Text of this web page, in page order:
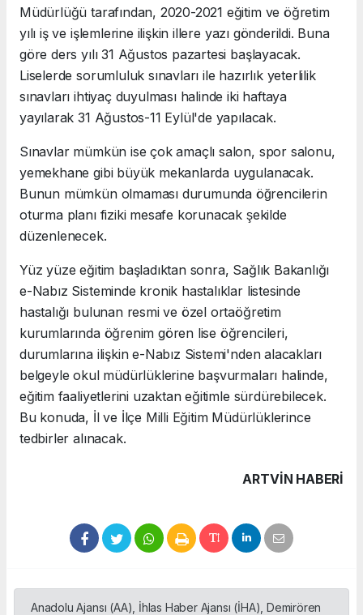
Müdürlüğü tarafından, 2020-2021 eğitim ve öğretim
yılı iş ve işlemlerine ilişkin illere yazı gönderildi. Buna
göre ders yılı 31 Ağustos pazartesi başlayacak.
Liselerde sorumluluk sınavları ile hazırlık yeterlilik
sınavları ihtiyaç duyulması halinde iki haftaya
yayılarak 31 Ağustos-11 Eylül'de yapılacak.
Sınavlar mümkün ise çok amaçlı salon, spor salonu,
yemekhane gibi büyük mekanlarda uygulanacak.
Bunun mümkün olmaması durumunda öğrencilerin
oturma planı fiziki mesafe korunacak şekilde
düzenlenecek.
Yüz yüze eğitim başladıktan sonra, Sağlık Bakanlığı
e-Nabız Sisteminde kronik hastalıklar listesinde
hastalığı bulunan resmi ve özel ortaöğretim
kurumlarında öğrenim gören lise öğrencileri,
durumlarına ilişkin e-Nabız Sistemi'nden alacakları
belgeyle okul müdürlüklerine başvurmaları halinde,
eğitim faaliyetlerini uzaktan eğitimle sürdürebilecek.
Bu konuda, İl ve İlçe Milli Eğitim Müdürlüklerince
tedbirler alınacak.
ARTVIN HABERİ
Anadolu Ajansı (AA), İhlas Haber Ajansı (İHA), Demirören